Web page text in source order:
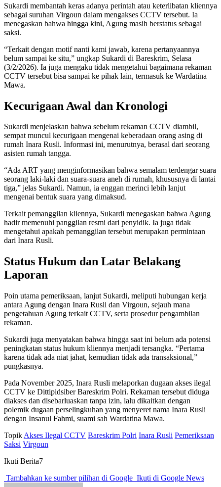
Sukardi membantah keras adanya perintah atau keterlibatan kliennya
sebagai suruhan Virgoun dalam mengakses CCTV tersebut. Ia
menegaskan bahwa hingga kini, Agung masih berstatus sebagai
saksi.
“Terkait dengan motif nanti kami jawab, karena pertanyaannya
belum sampai ke situ,” ungkap Sukardi di Bareskrim, Selasa
(3/2/2026). Ia juga mengaku tidak mengetahui bagaimana rekaman
CCTV tersebut bisa sampai ke pihak lain, termasuk ke Wardatina
Mawa.
Kecurigaan Awal dan Kronologi
Sukardi menjelaskan bahwa sebelum rekaman CCTV diambil,
sempat muncul kecurigaan mengenai keberadaan orang asing di
rumah Inara Rusli. Informasi ini, menurutnya, berasal dari seorang
asisten rumah tangga.
“Ada ART yang menginformasikan bahwa semalam terdengar suara
seorang laki-laki dan suara-suara aneh di rumah, khususnya di lantai
tiga,” jelas Sukardi. Namun, ia enggan merinci lebih lanjut
mengenai bentuk suara yang dimaksud.
Terkait pemanggilan kliennya, Sukardi menegaskan bahwa Agung
hadir memenuhi panggilan resmi dari penyidik. Ia juga tidak
mengetahui apakah pemanggilan tersebut merupakan permintaan
dari Inara Rusli.
Status Hukum dan Latar Belakang
Laporan
Poin utama pemeriksaan, lanjut Sukardi, meliputi hubungan kerja
antara Agung dengan Inara Rusli dan Virgoun, sejauh mana
pengetahuan Agung terkait CCTV, serta prosedur pengambilan
rekaman.
Sukardi juga menyatakan bahwa hingga saat ini belum ada potensi
peningkatan status hukum kliennya menjadi tersangka. “Pertama
karena tidak ada niat jahat, kemudian tidak ada transaksional,”
pungkasnya.
Pada November 2025, Inara Rusli melaporkan dugaan akses ilegal
CCTV ke Dittipidsiber Bareskrim Polri. Rekaman tersebut diduga
diakses dan disebarluaskan tanpa izin, lalu dikaitkan dengan
polemik dugaan perselingkuhan yang menyeret nama Inara Rusli
dengan Insanul Fahmi, suami sah Wardatina Mawa.
Topik Akses Ilegal CCTV Bareskrim Polri Inara Rusli Pemeriksaan
Saksi Virgoun
Ikuti Berita7
Tambahkan ke sumber pilihan di Google Ikuti di Google News